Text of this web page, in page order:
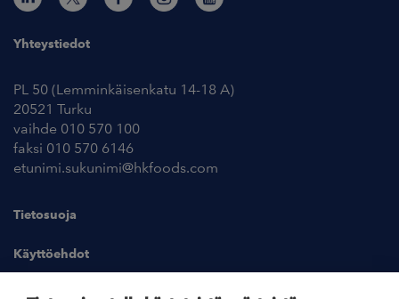
Yhteystiedot
PL 50 (Lemminkäisenkatu 14-18 A)
20521 Turku
vaihde 010 570 100
faksi 010 570 6146
etunimi.sukunimi@hkfoods.com
Tietosuoja
Käyttöehdot